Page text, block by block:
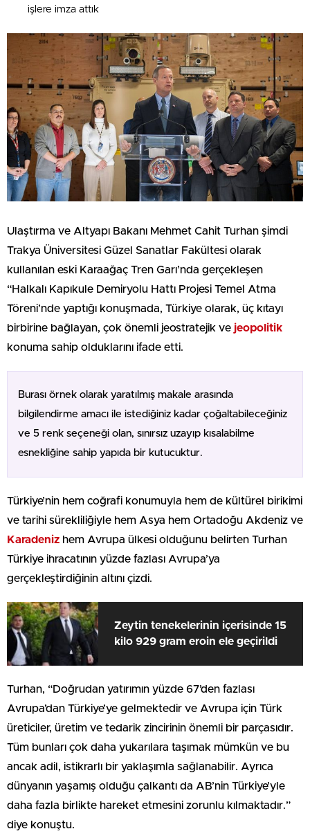
işlere imza attık
Ulaştırma ve Altyapı Bakanı Mehmet Cahit Turhan şimdi
Trakya Üniversitesi Güzel Sanatlar Fakültesi olarak
kullanılan eski Karaağaç Tren Garı’nda gerçekleşen
“Halkalı Kapıkule Demiryolu Hattı Projesi Temel Atma
Töreni’nde yaptığı konuşmada, Türkiye olarak, üç kıtayı
birbirine bağlayan, çok önemli jeostratejik ve jeopolitik
konuma sahip olduklarını ifade etti.
Burası örnek olarak yaratılmış makale arasında
bilgilendirme amacı ile istediğiniz kadar çoğaltabileceğiniz
ve 5 renk seçeneği olan, sınırsız uzayıp kısalabilme
esnekliğine sahip yapıda bir kutucuktur.
Türkiye’nin hem coğrafi konumuyla hem de kültürel birikimi
ve tarihi sürekliliğiyle hem Asya hem Ortadoğu Akdeniz ve
Karadeniz hem Avrupa ülkesi olduğunu belirten Turhan
Türkiye ihracatının yüzde fazlası Avrupa’ya
gerçekleştirdiğinin altını çizdi.
Zeytin tenekelerinin içerisinde 15
kilo 929 gram eroin ele geçirildi
Turhan, “Doğrudan yatırımın yüzde 67’den fazlası
Avrupa’dan Türkiye’ye gelmektedir ve Avrupa için Türk
üreticiler, üretim ve tedarik zincirinin önemli bir parçasıdır.
Tüm bunları çok daha yukarılara taşımak mümkün ve bu
ancak adil, istikrarlı bir yaklaşımla sağlanabilir. Ayrıca
dünyanın yaşamış olduğu çalkantı da AB’nin Türkiye’yle
daha fazla birlikte hareket etmesini zorunlu kılmaktadır.”
diye konuştu.